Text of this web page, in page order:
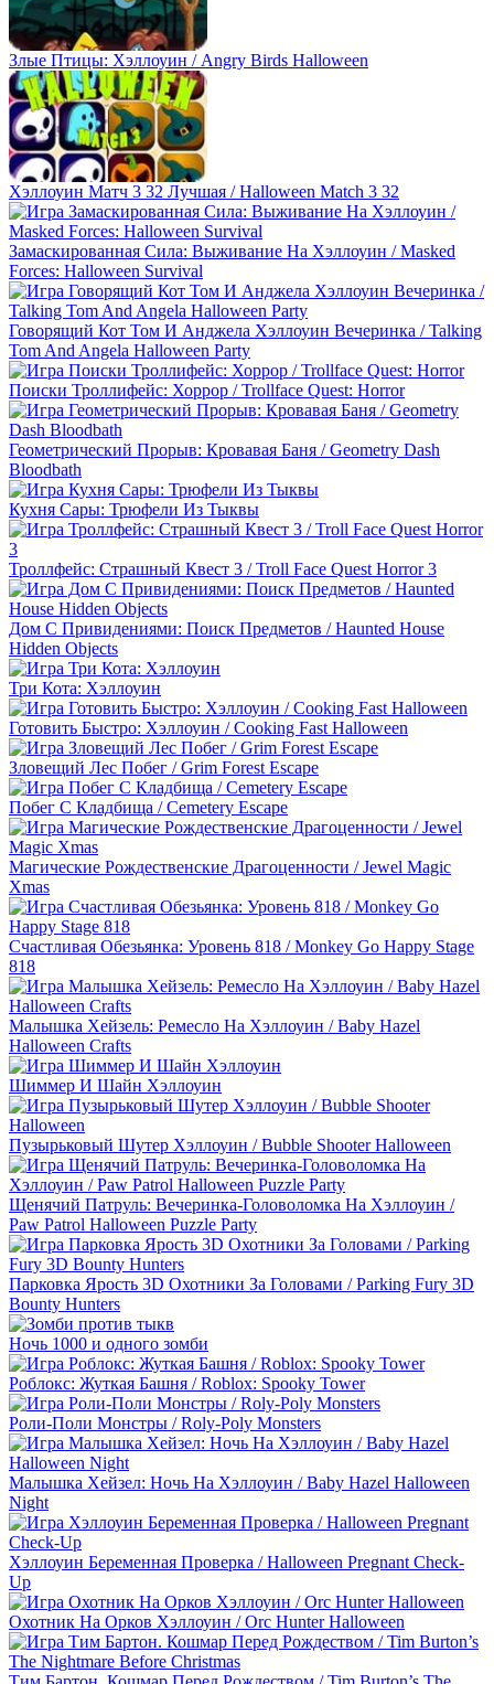
Злые Птицы: Хэллоуин / Angry Birds Halloween
Хэллоуин Матч 3 32 Лучшая / Halloween Match 3 32
Замаскированная Сила: Выживание На Хэллоуин / Masked
Forces: Halloween Survival
Говорящий Кот Том И Анджела Хэллоуин Вечеринка / Talking
Tom And Angela Halloween Party
Поиски Троллифейс: Хоррор / Trollface Quest: Horror
Геометрический Прорыв: Кровавая Баня / Geometry Dash
Bloodbath
Кухня Сары: Трюфели Из Тыквы
Троллфейс: Страшный Квест 3 / Troll Face Quest Horror 3
Дом С Привидениями: Поиск Предметов / Haunted House
Hidden Objects
Три Кота: Хэллоуин
Готовить Быстро: Хэллоуин / Cooking Fast Halloween
Зловещий Лес Побег / Grim Forest Escape
Побег С Кладбища / Cemetery Escape
Магические Рождественские Драгоценности / Jewel Magic
Xmas
Счастливая Обезьянка: Уровень 818 / Monkey Go Happy Stage
818
Малышка Хейзель: Ремесло На Хэллоуин / Baby Hazel
Halloween Crafts
Шиммер И Шайн Хэллоуин
Пузырьковый Шутер Хэллоуин / Bubble Shooter Halloween
Щенячий Патруль: Вечеринка-Головоломка На Хэллоуин /
Paw Patrol Halloween Puzzle Party
Парковка Ярость 3D Охотники За Головами / Parking Fury 3D
Bounty Hunters
Ночь 1000 и одного зомби
Роблокс: Жуткая Башня / Roblox: Spooky Tower
Роли-Поли Монстры / Roly-Poly Monsters
Малышка Хейзел: Ночь На Хэллоуин / Baby Hazel Halloween
Night
Хэллоуин Беременная Проверка / Halloween Pregnant Check-
Up
Охотник На Орков Хэллоуин / Orc Hunter Halloween